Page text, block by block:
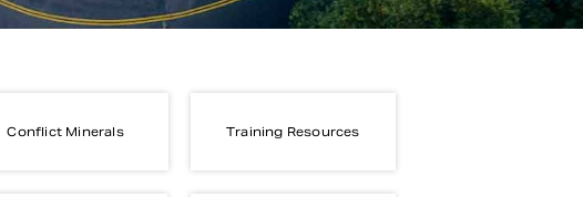
Conflict Minerals Training Resources